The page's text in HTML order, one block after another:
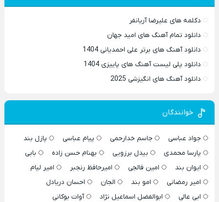
دکلمه های علیرضا آریانفر
دانلود تمام آهنگ های امید جهان
دانلود آهنگ های برتر علی احمدیانی 1404
دانلود پلی لیست آهنگ های پاییزی 1404
دانلود آهنگ های انگیزشی 2025
خوانندگان
جواد عباسی جاسم خدارحمی پیام عباسی
پازل بند
پارسا محمدی
بیدل برزویی بهنام حسن زاده
بابی
ایوان بند
امین فالجی امیرحافظ رنجبر
امیر لیام
امیر رمضانی
امو بند الجان
احسان دریادل
ابی عالی
ابوالفضل اسماعیل نژاد
آوات بوکانی